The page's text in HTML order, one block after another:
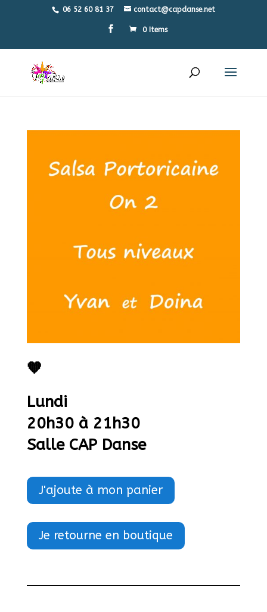
06 52 60 81 37 contact@capdanse.net
0 Items
🧡
Lundi
20h30 à 21h30
Salle CAP Danse
J'ajoute à mon panier
Je retourne en boutique